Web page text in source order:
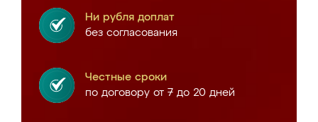
Ни рубля доплат
без согласования
Честные сроки
по договору от 7 до 20 дней